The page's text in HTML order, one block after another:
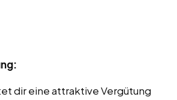
dir eine attraktive Vergütung